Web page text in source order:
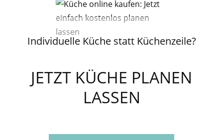
Individuelle Küche statt Küchenzeile?
JETZT KÜCHE PLANEN
LASSEN